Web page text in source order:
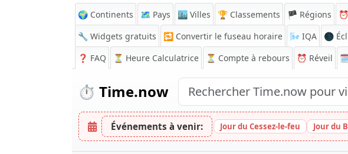
🌍 Continents 🗺️ Pays 🏙️ Villes 🏆 Classements 🏴 Régions ⏰
🔧 Widgets gratuits
🔁 Convertir le fuseau horaire 🌬️ IQA 🌑
❓ FAQ ⏳ Heure Calculatrice ⏳ Compte à rebours ⏰ Réveil 🗓️
⏱️ Time.now
Événements à venir: Jour du Cessez-le-feu Jour du